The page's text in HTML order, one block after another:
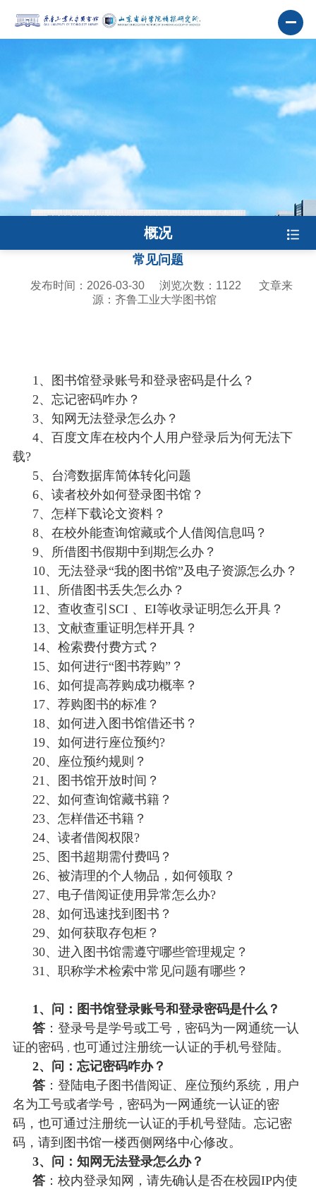
概况
常见问题
发布时间：2026-03-30 浏览次数： 1122
文章来
源：齐鲁工业大学图书馆
1、图书馆登录账号和登录密码是什么？
2、忘记密码咋办？
3、知网无法登录怎么办？
4、百度文库在校内个人用户登录后为何无法下
载?
5、台湾数据库简体转化问题
6、读者校外如何登录图书馆？
7、怎样下载论文资料？
8、在校外能查询馆藏或个人借阅信息吗？
9、所借图书假期中到期怎么办？
10、无法登录“我的图书馆”及电子资源怎么办？
11、所借图书丢失怎么办？
12、 查收查引 SCI 、EI等收录证明怎么开具？
13、 文献查重证明怎样开具？
14、 检索费付费方式？
15、 如何进行“图书荐购”？
16、 如何提高荐购成功概率？
17、 荐购图书的标准？
18、 如何进入图书馆借还书？
19、 如何进行座位预约?
20、
座位预约规则？
21、
图书馆开放时间？
22、 如何查询馆藏书籍？
23、 怎样借还书籍？
24、 读者借阅权限?
25、
图书超期需付费吗？
26、 被清理的个人物品，如何领取？
27、电子借阅证使用异常怎么办?
28、 如何迅速找到图书？
29、 如何获取存包柜？
30、 进入图书馆需遵守哪些管理规定？
31、 职称学术检索中常见问题有哪些？
1、问：图书馆登录账号和登录密码是什么？
答：登录号是学号或工号，密码为一网通统一认
证的密码 ， 也可通过注册统一认证的手机号登陆。
2、问：忘记密码咋办？
答：登陆电子图书借阅证、座位预约系统，用户
名为工号或者学号，密码为一网通统一认证的密
码，也可通过注册统一认证的手机号登陆。忘记密
码，请到图书馆一楼西侧网络中心修改。
3、问：知网无法登录怎么办？
答：校内登录知网，请先确认是否在校园IP内使